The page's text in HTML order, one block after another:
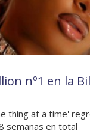
nº1 en la
thing at a time'
semanas en total